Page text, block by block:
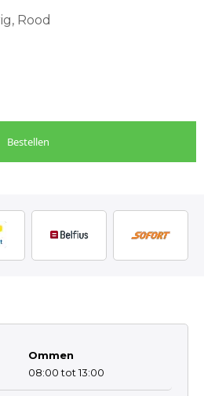
Rood
Bestellen
Ommen
08:00 tot 13:00